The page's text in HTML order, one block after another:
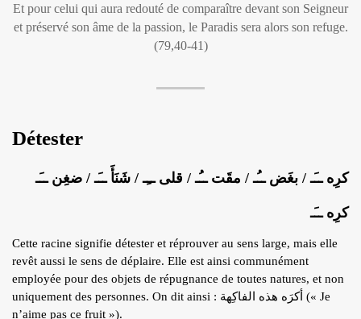
Et pour celui qui aura redouté de comparaître devant son Seigneur
et préservé son âme de la passion, le Paradis sera alors son refuge.
(79,40-41)
Détester
كرِه ــَـ / بغَض ــُـ / مقَت ــُـ / قلى ــِـ / شَنَأَ ــَـ / ضغِن ــَـ
كرِه ــَـ
Cette racine signifie détester et réprouver au sens large, mais elle
revêt aussi le sens de déplaire. Elle est ainsi communément
employée pour des objets de répugnance de toutes natures, et non
uniquement des personnes. On dit ainsi : أكرَه هذه الفاكِهة (« Je
n’aime pas ce fruit »).